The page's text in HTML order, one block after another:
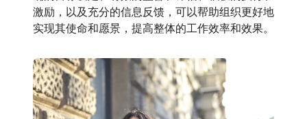
激励，以及充分的信息反馈，可以帮助组织更好地
实现其使命和愿景，提高整体的工作效率和效果。